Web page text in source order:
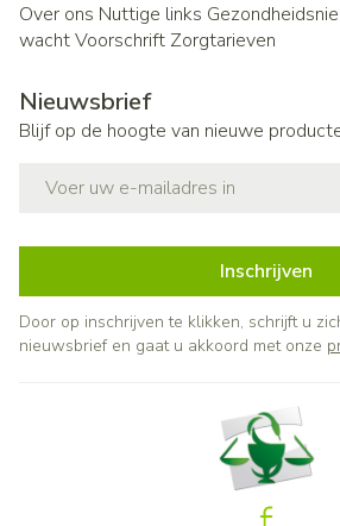
Over ons Nuttige links
wachtVoorschrift Zorgtarieven
Nieuwsbrief
Blijf op de hoogte van nieuwe
Inschrijven
Door op inschrijven te klikken, schrijft u
nieuwsbrief en gaat u akkoord met onze